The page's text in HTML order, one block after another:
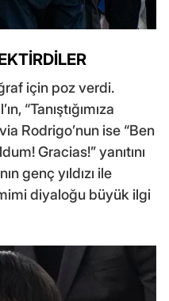
için poz verdi.
“Tanıştığımıza
Rodrigo’nun ise “Ben
Gracias!” yanıtını
genç yıldızı ile
diyaloğu büyük ilgi